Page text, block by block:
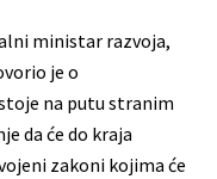
ministar razvoja,
je o
na putu stranim
da će do kraja
zakoni kojima će